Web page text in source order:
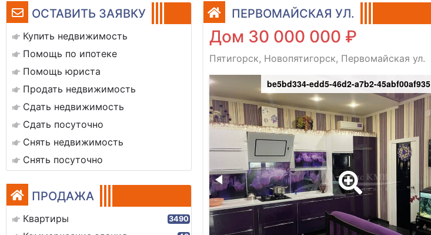
ОСТАВИТЬ ЗАЯВКУ
Купить недвижимость
Помощь по ипотеке
Помощь юриста
Продать недвижимость
Сдать недвижимость
Сдать посуточно
Снять недвижимость
Снять посуточно
ПРОДАЖА
Квартиры 3490
ПЕРВОМАЙСКАЯ УЛ.
Дом 30 000 000 ₽
Пятигорск, Новопятигорск, Первомайская ул.
be5bd334-edd5-46d2-a7b2-45abf00af935
6a8b-4e95-bb73-dd2566dc4817